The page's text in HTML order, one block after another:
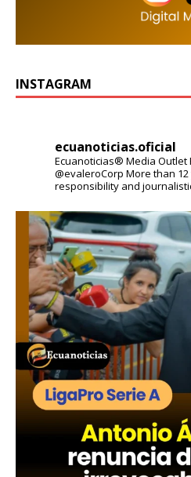
INSTAGRAM
ecuanoticias.oficial
Ecuanoticias® Media Outlet
@evaleroCorp More than
responsibility and